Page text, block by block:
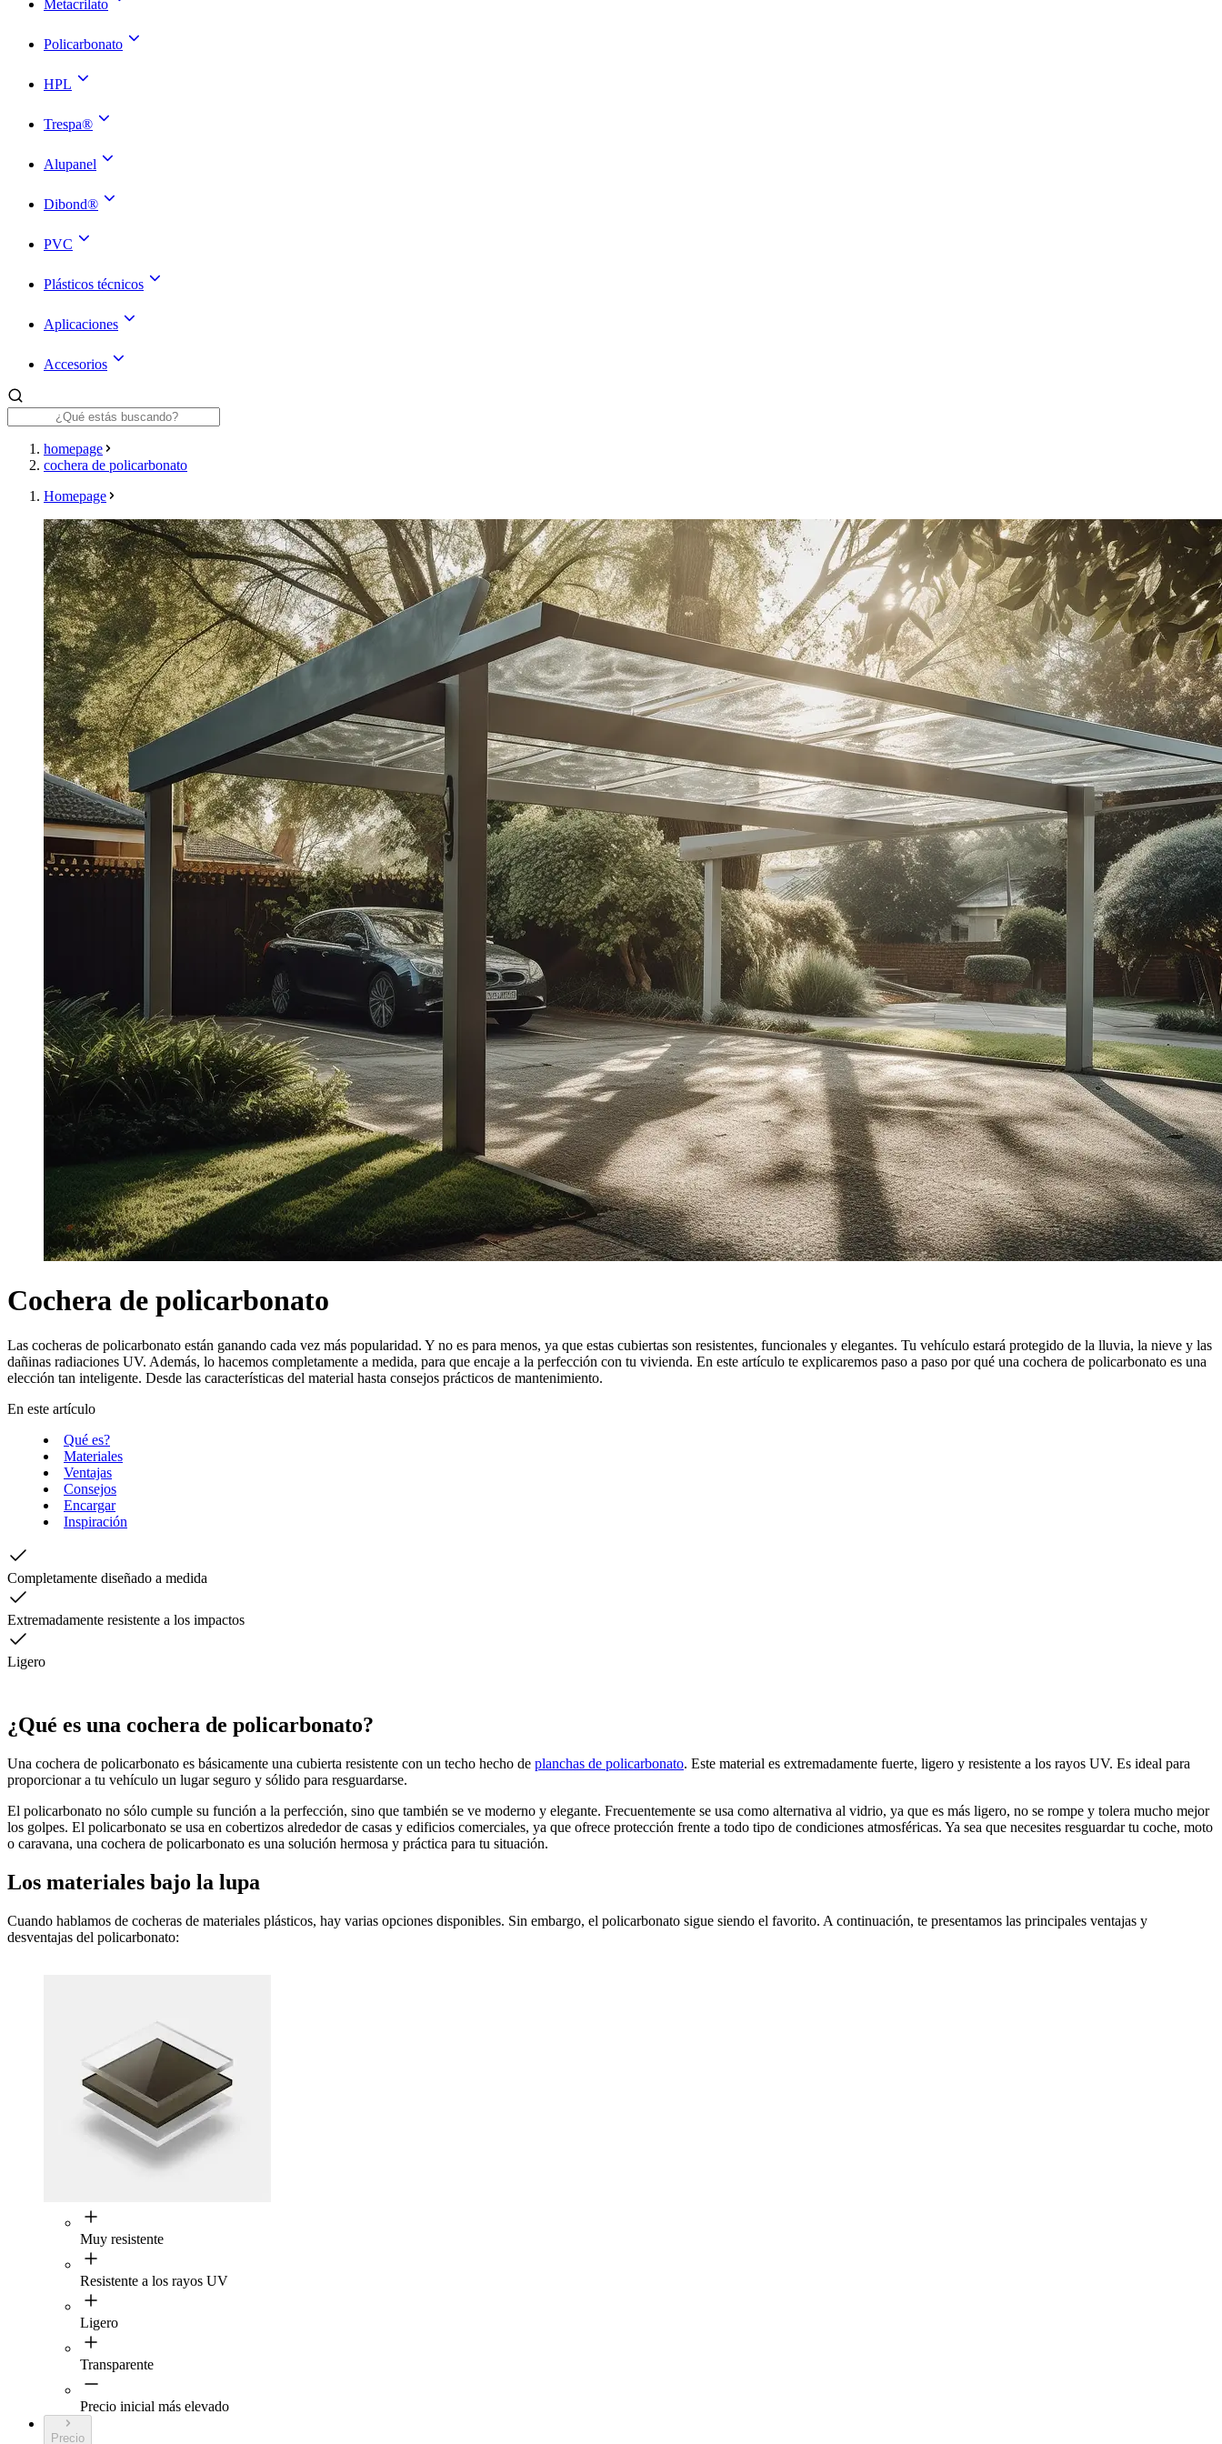
Metacrilato
Policarbonato
HPL
Trespa®
Alupanel
Dibond®
PVC
Plásticos técnicos
Aplicaciones
Accesorios
homepage
cochera de policarbonato
Homepage
Cochera de policarbonato
Las cocheras de policarbonato están ganando cada vez más popularidad. Y no es para menos, ya que estas cubiertas son resistentes, funcionales y elegantes. Tu vehículo estará protegido de la lluvia, la nieve y las
dañinas radiaciones UV. Además, lo hacemos completamente a medida, para que encaje a la perfección con tu vivienda. En este artículo te explicaremos paso a paso por qué una cochera de policarbonato es una
elección tan inteligente. Desde las características del material hasta consejos prácticos de mantenimiento.
En este artículo
Qué es?
Materiales
Ventajas
Consejos
Encargar
Inspiración
Completamente diseñado a medida
Extremadamente resistente a los impactos
Ligero
¿Qué es una cochera de policarbonato?
Una cochera de policarbonato es básicamente una cubierta resistente con un techo hecho de planchas de policarbonato. Este material es extremadamente fuerte, ligero y resistente a los rayos UV. Es ideal para
proporcionar a tu vehículo un lugar seguro y sólido para resguardarse.
El policarbonato no sólo cumple su función a la perfección, sino que también se ve moderno y elegante. Frecuentemente se usa como alternativa al vidrio, ya que es más ligero, no se rompe y tolera mucho mejor
los golpes. El policarbonato se usa en cobertizos alrededor de casas y edificios comerciales, ya que ofrece protección frente a todo tipo de condiciones atmosféricas. Ya sea que necesites resguardar tu coche, moto
o caravana, una cochera de policarbonato es una solución hermosa y práctica para tu situación.
Los materiales bajo la lupa
Cuando hablamos de cocheras de materiales plásticos, hay varias opciones disponibles. Sin embargo, el policarbonato sigue siendo el favorito. A continuación, te presentamos las principales ventajas y
desventajas del policarbonato:
Muy resistente
Resistente a los rayos UV
Ligero
Transparente
Precio inicial más elevado
Precio